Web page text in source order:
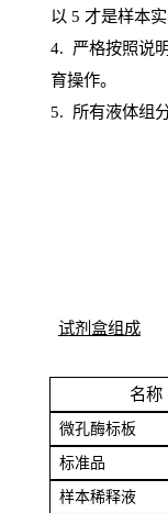
以 5 才是样本实
4. 严格按照说
育操作。
5. 所有液体组
试剂盒组成
名称
微孔酶标板
标准品
样本稀释液